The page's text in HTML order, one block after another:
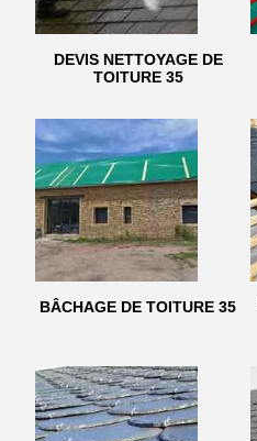
DEVIS NETTOYAGE DE
TOITURE 35
BÂCHAGE DE TOITURE 35